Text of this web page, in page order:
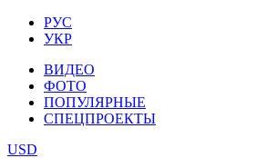
РУС
УКР
ВИДЕО
ФОТО
ПОПУЛЯРНЫЕ
СПЕЦПРОЕКТЫ
USD